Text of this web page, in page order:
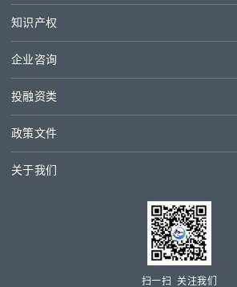
知识产权
企业咨询
投融资类
政策文件
关于我们
扫一扫 关注我们